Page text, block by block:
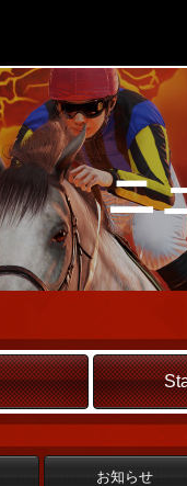
ニ
お知らせ